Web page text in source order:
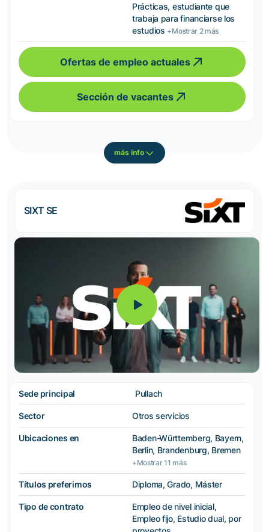
Prácticas, estudiante que
trabaja para financiarse los
estudios +Mostrar 2 más
Ofertas de empleo actuales
Sección de vacantes
más info
SIXT SE
Sede principal Pullach
Sector Otros servicios
Ubicaciones en
Baden-Württemberg, Bayern,
Berlin, Brandenburg, Bremen
+Mostrar 11 más
Títulos preferimos Diploma, Grado, Máster
Tipo de contrato
Empleo de nivel inicial,
Empleo fijo, Estudio dual, por